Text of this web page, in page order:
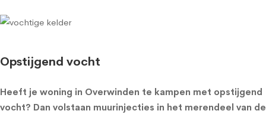
Opstijgend vocht
Heeft je woning in Overwinden te kampen met opstijgend
vocht? Dan volstaan muurinjecties in het merendeel van de